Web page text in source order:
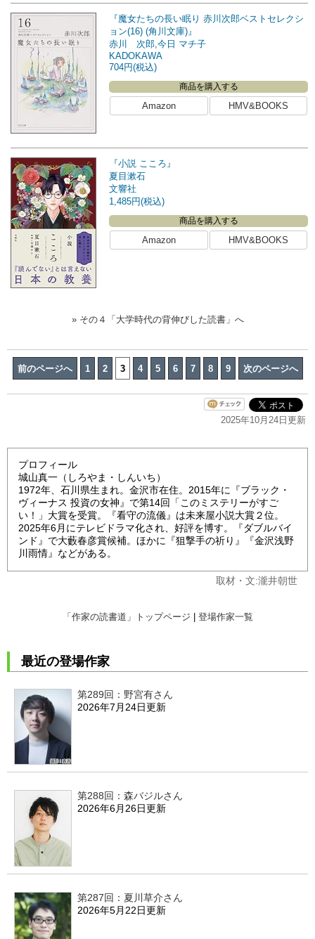
『魔女たちの長い眠り 赤川次郎ベストセレクシ
ョン(16) (角川文庫)』
赤川 次郎,今日 マチ子
KADOKAWA
704円(税込)
商品を購入する
Amazon HMV&BOOKS
『小説 こころ』
夏目漱石
文響社
1,485円(税込)
商品を購入する
Amazon HMV&BOOKS
» その４「大学時代の背伸びした読書」へ
前のページへ 1 2 3 4 5 6 7 8 9 次のページへ
2025年10月24日更新
プロフィール
城山真一（しろやま・しんいち）
1972年、石川県生まれ。金沢市在住。2015年に『ブラック・
ヴィーナス 投資の女神』で第14回「このミステリーがすご
い！」大賞を受賞。『看守の流儀』は未来屋小説大賞２位。
2025年6月にテレビドラマ化され、好評を博す。『ダブルバイ
ンド』で大藪春彦賞候補。ほかに『狙撃手の祈り』『金沢浅野
川雨情』などがある。
取材・文:瀧井朝世
「作家の読書道」トップページ 登場作家一覧
最近の登場作家
第289回：野宮有さん
2026年7月24日更新
第288回：森バジルさん
2026年6月26日更新
第287回：夏川草介さん
2026年5月22日更新